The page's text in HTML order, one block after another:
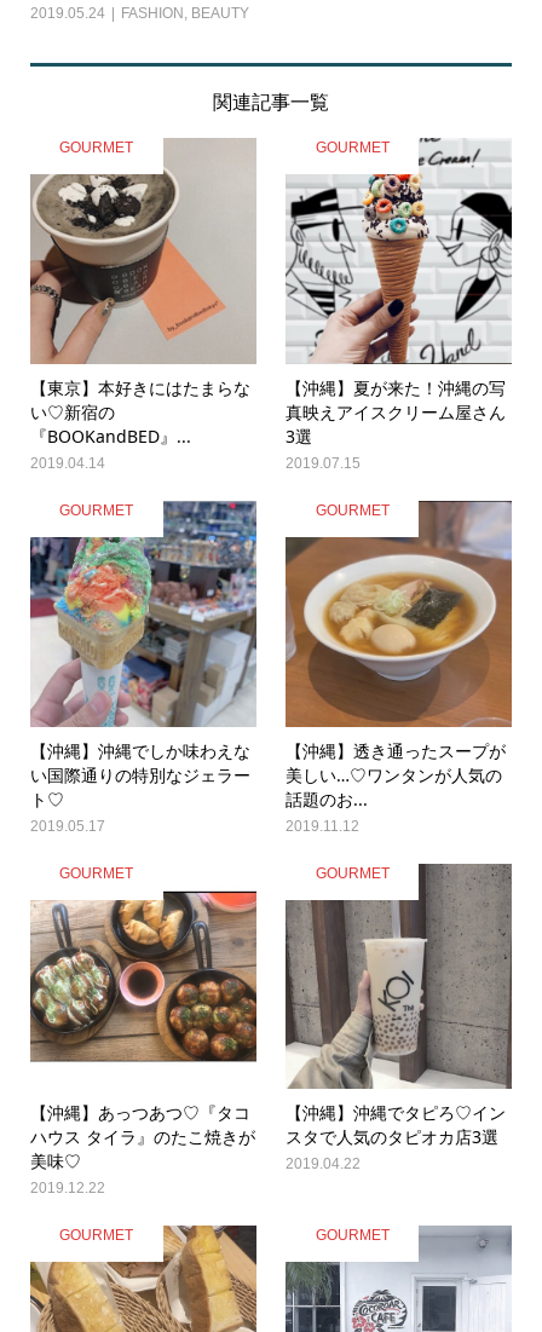
2019.05.24 FASHION , BEAUTY
関連記事一覧
GOURMET
【東京】本好きにはたまらな
い♡新宿の
『BOOKandBED』...
2019.04.14
GOURMET
【沖縄】夏が来た！沖縄の写
真映えアイスクリーム屋さん
3選
2019.07.15
GOURMET
【沖縄】沖縄でしか味わえな
い国際通りの特別なジェラー
ト♡
2019.05.17
GOURMET
【沖縄】透き通ったスープが
美しい…♡ワンタンが人気の
話題のお...
2019.11.12
GOURMET
【沖縄】あっつあつ♡『タコ
ハウス タイラ』のたこ焼きが
美味♡
2019.12.22
GOURMET
【沖縄】沖縄でタピろ♡イン
スタで人気のタピオカ店3選
2019.04.22
GOURMET GOURMET